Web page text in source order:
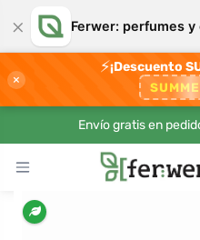
× Ferwer: perfumes y
×
⚡¡Descuento
Envío gratis en